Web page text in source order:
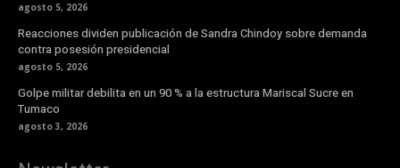
agosto 5, 2026
Reacciones dividen publicación de Sandra Chindoy sobre demanda
contra posesión presidencial
agosto 5, 2026
Golpe militar debilita en un 90 % a la estructura Mariscal Sucre en
Tumaco
agosto 3, 2026